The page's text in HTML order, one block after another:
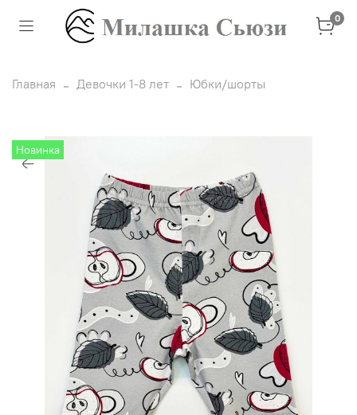
0
Главная Девочки 1-8 лет Юбки/шорты
Новинка